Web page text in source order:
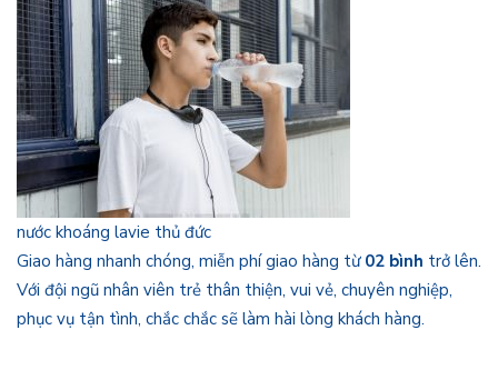
nước khoáng lavie thủ đức
Giao hàng nhanh chóng, miễn phí giao hàng từ 02 bình trở lên.
Với đội ngũ nhân viên trẻ thân thiện, vui vẻ, chuyên nghiệp,
phục vụ tận tình, chắc chắc sẽ làm hài lòng khách hàng.